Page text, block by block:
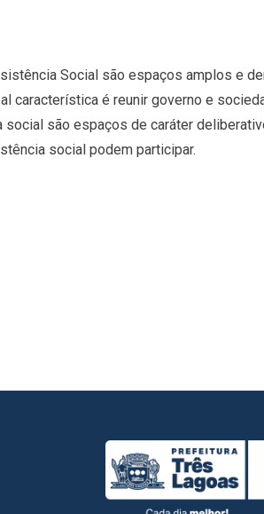
Social são espaços amplos e
característica é reunir governo e
são espaços de caráter
social podem participar.